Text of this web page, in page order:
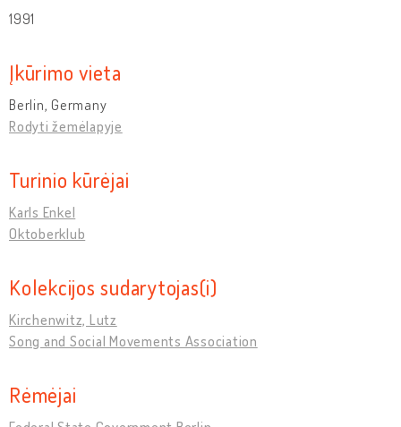
1991
Įkūrimo vieta
Berlin, Germany
Rodyti žemėlapyje
Turinio kūrėjai
Karls Enkel
Oktoberklub
Kolekcijos sudarytojas(i)
Kirchenwitz, Lutz
Song and Social Movements Association
Rėmėjai